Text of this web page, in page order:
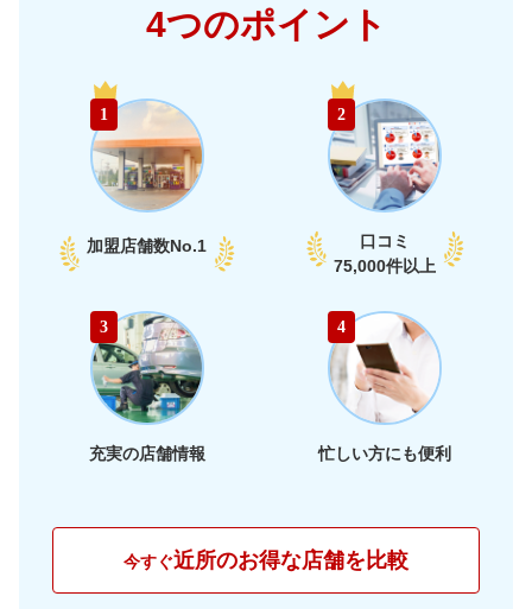
81,870 円
富山県 店舗を探す
石川県 店舗を探す
福井県 店舗を探す
74,840円 店舗を探す
静岡県 店舗を探す
岐阜県 店舗を探す
店舗を探す
69,870
4つのポイント
1
加盟店舗数No.1
2
口コミ
75,000件以上
3
充実の店舗情報
4
忙しい方にも便利
今すぐ近所のお得な店舗を比較